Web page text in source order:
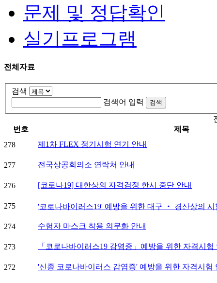
문제 및 정답확인
실기프로그램
전체자료
검색
검색어 입력
번호
제목
278
제1차 FLEX 정기시험 연기 안내
277 전국상공회의소 연락처 안내
276 [코로나19] 대한상의 자격검정 한시 중단 안내
275 '코로나바이러스19' 예방을 위한 대구 ‧ 경산상의
274 수험자 마스크 착용 의무화 안내
273 「코로나바이러스19 감염증」예방을 위한 자격시
272 '신종 코로나바이러스 감염증' 예방을 위한 자격시험